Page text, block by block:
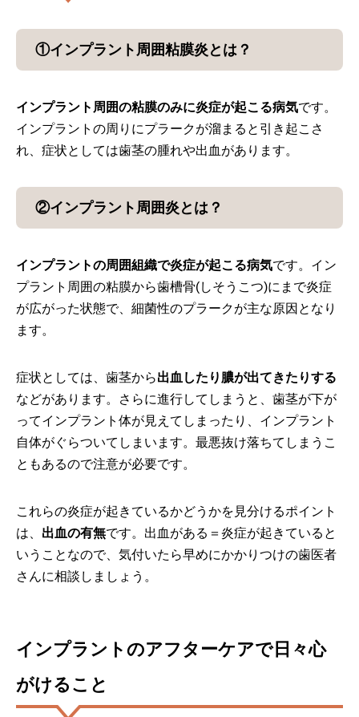
①インプラント周囲粘膜炎とは？
インプラント周囲の粘膜のみに炎症が起こる病気です。
インプラントの周りにプラークが溜まると引き起こさ
れ、症状としては歯茎の腫れや出血があります。
②インプラント周囲炎とは？
インプラントの周囲組織で炎症が起こる病気です。イン
プラント周囲の粘膜から歯槽骨(しそうこつ)にまで炎症
が広がった状態で、細菌性のプラークが主な原因となり
ます。
症状としては、歯茎から出血したり膿が出てきたりする
などがあります。さらに進行してしまうと、歯茎が下が
ってインプラント体が見えてしまったり、インプラント
自体がぐらついてしまいます。最悪抜け落ちてしまうこ
ともあるので注意が必要です。
これらの炎症が起きているかどうかを見分けるポイント
は、 出血の有無です。出血がある＝炎症が起きていると
いうことなので、気付いたら早めにかかりつけの歯医者
さんに相談しましょう。
インプラントのアフターケアで日々心
がけること